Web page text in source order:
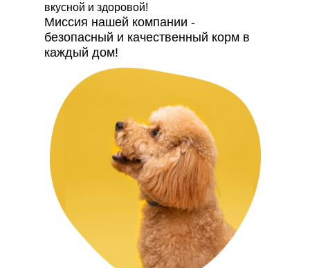
вкусной и здоровой!
Миссия нашей компании -
безопасный и качественный корм в
каждый дом!